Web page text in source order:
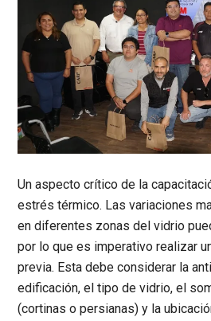
Un aspecto crítico de la
estrés térmico. Las variaciones
en diferentes zonas del vidrio
por lo que es imperativo realizar
previa. Esta debe considerar la
edificación, el tipo de vidrio, el
(cortinas o persianas) y la